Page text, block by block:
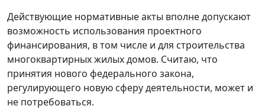
Действующие нормативные акты вполне допускают
возможность использования проектного
финансирования, в том числе и для строительства
многоквартирных жилых домов. Считаю, что
принятия нового федерального закона,
регулирующего новую сферу деятельности, может и
не потребоваться.